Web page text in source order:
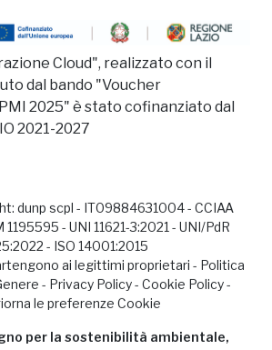
Cloud", realizzato con il
dal bando "Voucher
2025" è stato cofinanziato dal
2021-2027
dunp scpl - IT09884631004 - CCIAA
1195595 - UNI 11621-3:2021 - UNI/PdR
- ISO 14001:2015
ai legittimi proprietari - Politica
- Privacy Policy- Cookie Policy-
le preferenze Cookie
per la sostenibilità ambientale,